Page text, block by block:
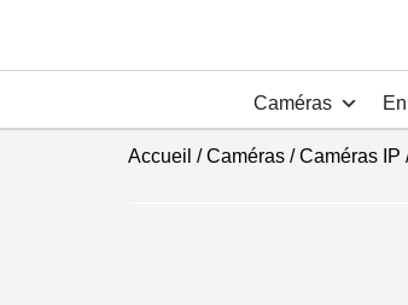
Caméras
Accueil /Caméras/Caméras IP